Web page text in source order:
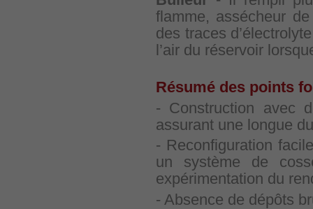
flamme, assécheur
des traces
l’air du réservoir
Résumé des points
- Construction avec
assurant une longue
- Reconfiguration
un système de
expérimentation du
- Absence de dépôts